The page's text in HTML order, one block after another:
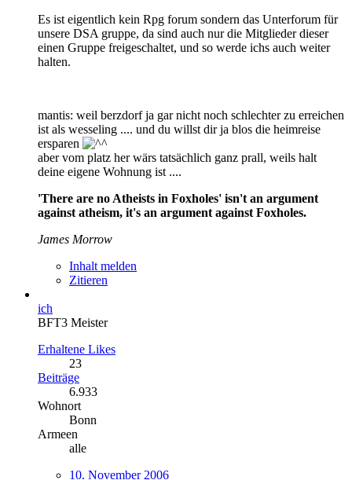
Es ist eigentlich kein Rpg forum sondern das Unterforum für
unsere DSA gruppe, da sind auch nur die Mitglieder dieser
einen Gruppe freigeschaltet, und so werde ichs auch weiter
halten.
mantis: weil berzdorf ja gar nicht noch schlechter zu erreichen
ist als wesseling .... und du willst dir ja blos die heimreise
ersparen
aber vom platz her wärs tatsächlich ganz prall, weils halt
deine eigene Wohnung ist ....
'There are no Atheists in Foxholes' isn't an argument
against atheism, it's an argument against Foxholes.
James Morrow
Inhalt melden
Zitieren
ich
BFT3 Meister
Erhaltene Likes
23
Beiträge
6.933
Wohnort
Bonn
Armeen
alle
10. November 2006